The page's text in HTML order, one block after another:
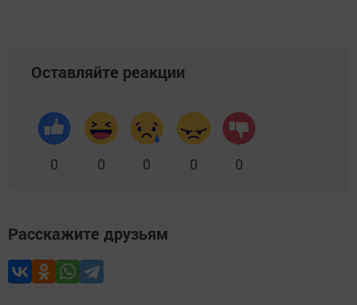
Оставляйте реакции
0 0 0 0 0
Расскажите друзьям